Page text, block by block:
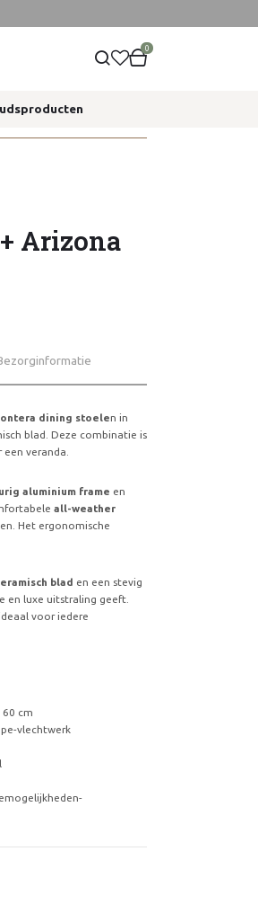
0
Arizona
dining stoelen in
blad. Deze combinatie is
veranda.
aluminium frame en
all-weather
Het ergonomische
blad en een stevig
en luxe uitstraling geeft.
voor iedere
cm
vlechtwerk